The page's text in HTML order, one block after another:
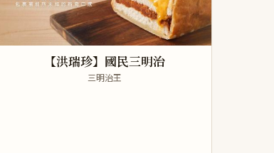
【洪瑞珍】國民三明治
三明治王